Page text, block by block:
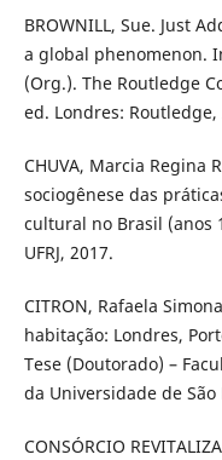
BROWNILL, Sue. Just
a global phenomenon.
(Org.). The Routledge
ed. Londres: Routledge,
CHUVA, Marcia Regina
sociogênese das
cultural no Brasil (anos
UFRJ, 2017.
CITRON, Rafaela
habitação: Londres,
Tese (Doutorado) –
da Universidade de São
CONSÓRCIO